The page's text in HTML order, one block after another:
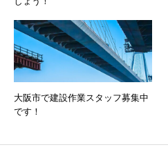
大阪市で建設作業スタッフ募集中
です！